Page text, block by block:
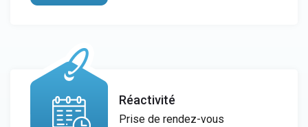
Réactivité
Prise de rendez-vous